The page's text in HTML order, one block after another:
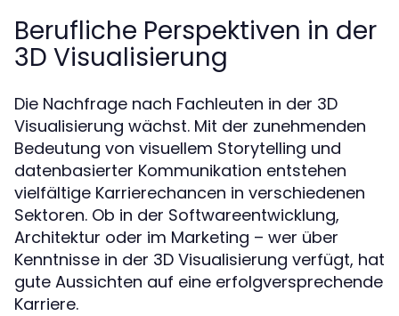
Berufliche Perspektiven in der
3D Visualisierung
Die Nachfrage nach Fachleuten in der 3D
Visualisierung wächst. Mit der zunehmenden
Bedeutung von visuellem Storytelling und
datenbasierter Kommunikation entstehen
vielfältige Karrierechancen in verschiedenen
Sektoren. Ob in der Softwareentwicklung,
Architektur oder im Marketing – wer über
Kenntnisse in der 3D Visualisierung verfügt, hat
gute Aussichten auf eine erfolgversprechende
Karriere.